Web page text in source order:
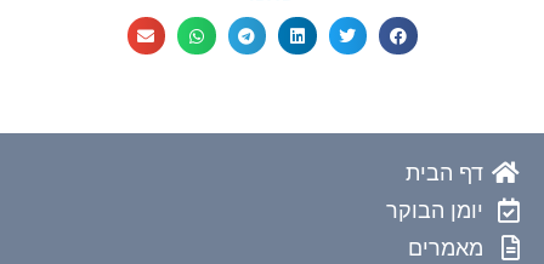
דף הבית
יומן הבוקר
מאמרים